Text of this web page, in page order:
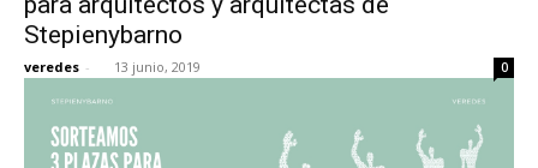
Stepienybarno
veredes - 13 junio, 2019 0